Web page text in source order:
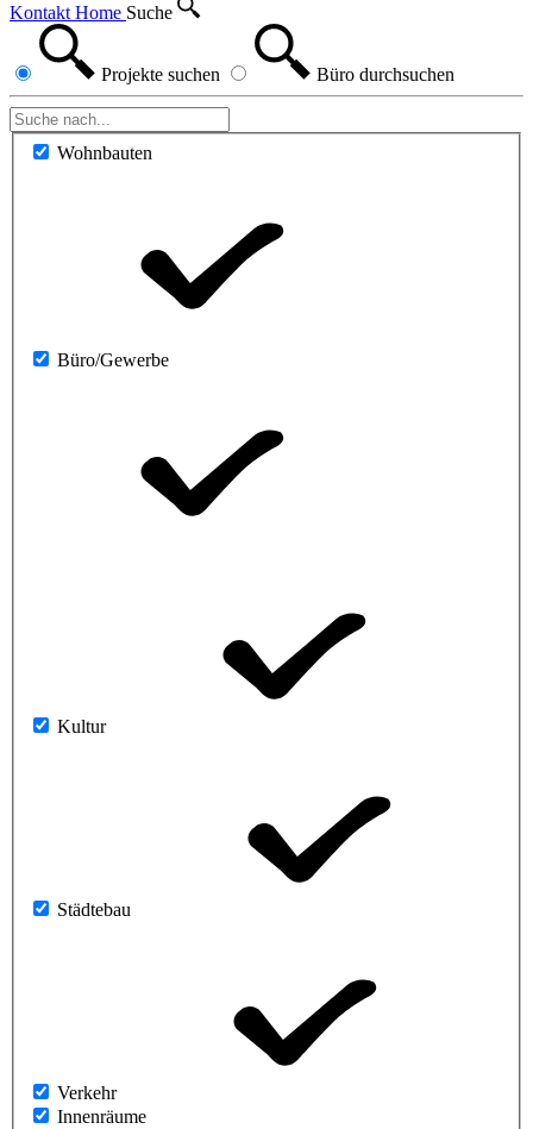
Kontakt Home Suche
Projekte suchen Büro durchsuchen
Wohnbauten
Büro/Gewerbe
Kultur
Städtebau
Verkehr
Innenräume